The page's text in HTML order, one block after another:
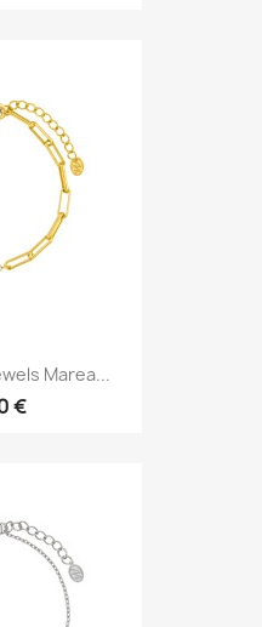
Marea...
€